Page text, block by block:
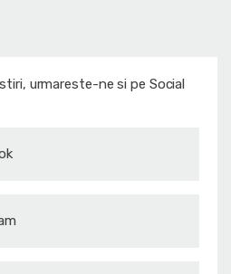
urmareste-ne si pe Social